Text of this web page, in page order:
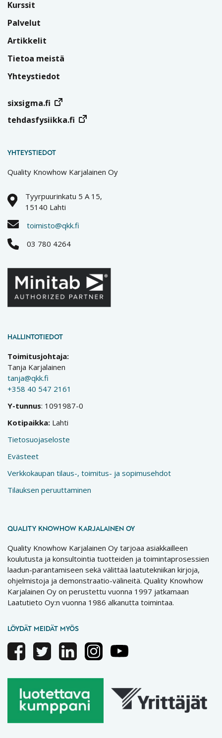
Kurssit
Palvelut
Artikkelit
Tietoa meistä
Yhteystiedot
sixsigma.fi
tehdasfysiikka.fi
YHTEYSTIEDOT
Quality Knowhow Karjalainen Oy
Tyyrpuurinkatu 5 A 15,
15140 Lahti
toimisto@qkk.fi
03 780 4264
HALLINTOTIEDOT
Toimitusjohtaja:
Tanja Karjalainen
tanja@qkk.fi
+358 40 547 2161
Y-tunnus: 1091987-0
Kotipaikka: Lahti
Tietosuojaseloste
Evästeet
Verkkokaupan tilaus-, toimitus- ja sopimusehdot
Tilauksen peruuttaminen
QUALITY KNOWHOW KARJALAINEN OY
Quality Knowhow Karjalainen Oy tarjoaa asiakkailleen
koulutusta ja konsultointia tuotteiden ja toimintaprosessien
laadun-parantamiseen sekä välittää laatutekniikan kirjoja,
ohjelmistoja ja demonstraatio-välineitä. Quality Knowhow
Karjalainen Oy on perustettu vuonna 1997 jatkamaan
Laatutieto Oy:n vuonna 1986 alkanutta toimintaa.
LÖYDÄT MEIDÄT MYÖS
FacebookTwitterLinkedinInstagramYoutube